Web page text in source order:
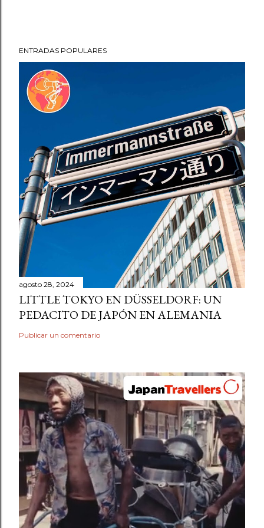
ENTRADAS POPULARES
agosto 28, 2024
LITTLE TOKYO EN DÜSSELDORF: UN
PEDACITO DE JAPÓN EN ALEMANIA
Publicar un comentario